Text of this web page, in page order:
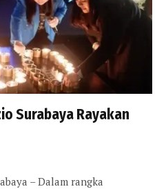
Surabaya Rayakan
– Dalam rangka